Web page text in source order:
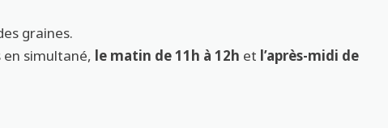
graines.
simultané, le matin de 11h à 12h et l’après-midi de